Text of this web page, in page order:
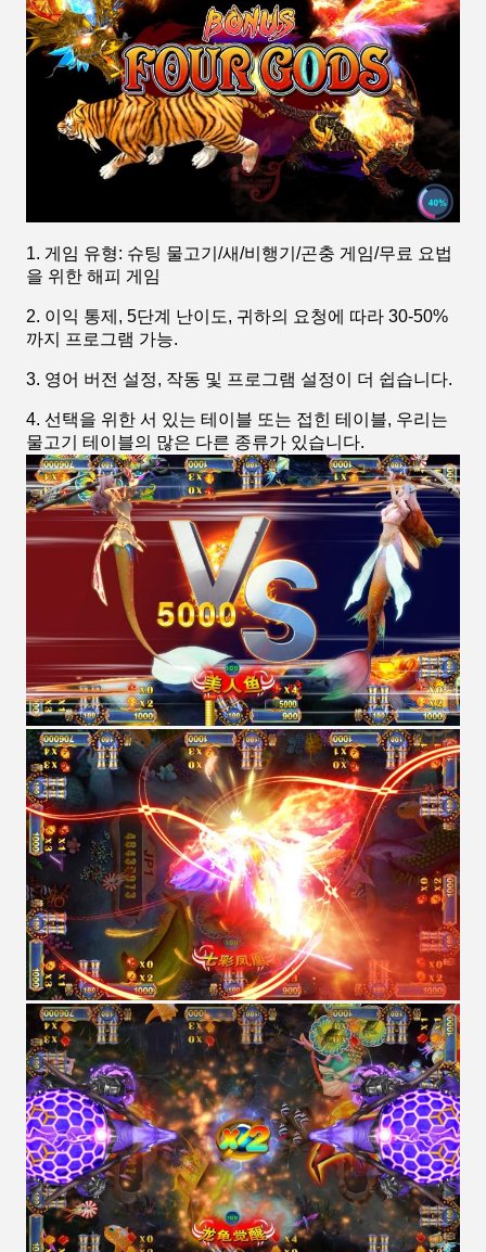
1. 게임 유형: 슈팅 물고기/새/비행기/곤충 게임/무료 요법
을 위한 해피 게임
2. 이익 통제, 5단계 난이도, 귀하의 요청에 따라 30-50%
까지 프로그램 가능.
3. 영어 버전 설정, 작동 및 프로그램 설정이 더 쉽습니다.
4. 선택을 위한 서 있는 테이블 또는 접힌 테이블, 우리는
물고기 테이블의 많은 다른 종류가 있습니다.